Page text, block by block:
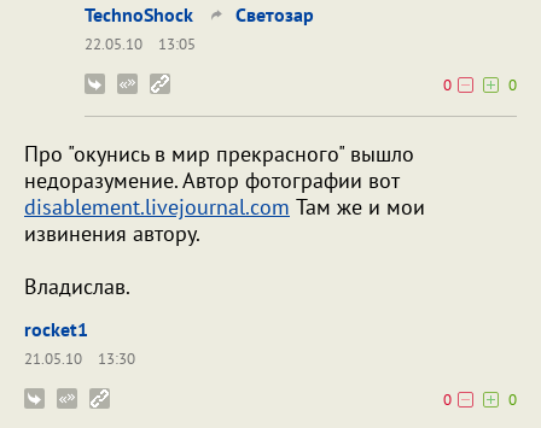
TechnoShock Светозар
22.05.10
13:05
0
0
Про "окунись в мир прекрасного" вышло
недоразумение. Автор фотографии вот
disablement.livejournal.com Там же и мои
извинения автору.
Владислав.
rocket1
21.05.10
13:30
0
0